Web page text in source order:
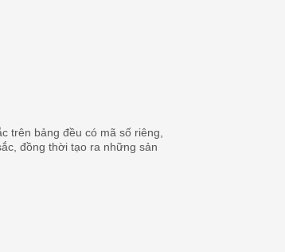
trên bảng đều có mã số riêng,
đồng thời tạo ra những sản